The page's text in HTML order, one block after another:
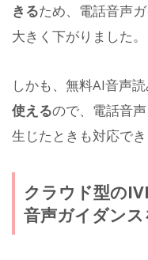
きるため、電話音声
大きく下がりました。
しかも、無料AI音声
使えるので、電話音
生じたときも対応でき
クラウド型の
音声ガイダンス